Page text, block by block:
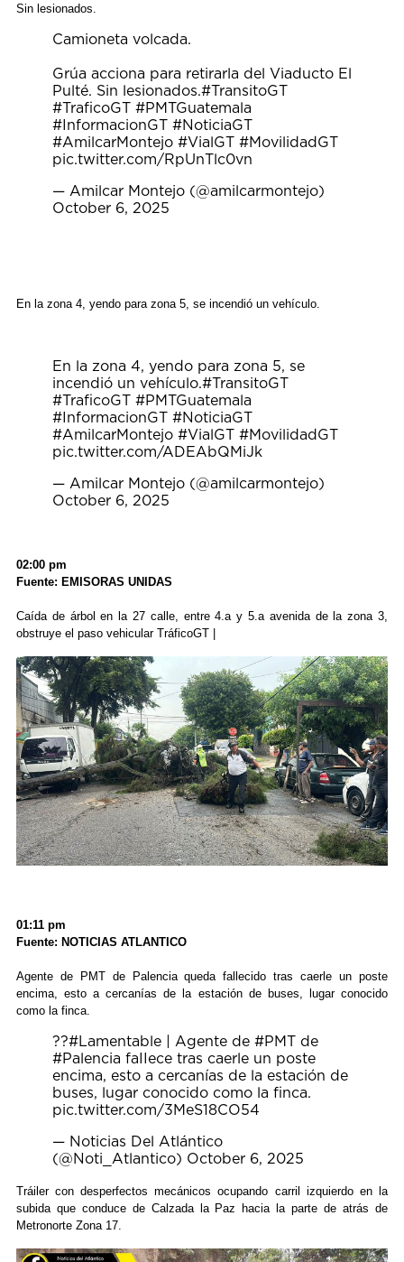
Sin lesionados.
Camioneta volcada.
Grúa acciona para retirarla del Viaducto El
Pulté. Sin lesionados.#TransitoGT
#TraficoGT #PMTGuatemala
#InformacionGT #NoticiaGT
#AmilcarMontejo #VialGT #MovilidadGT
pic.twitter.com/RpUnTlc0vn
— Amilcar Montejo (@amilcarmontejo)
October 6, 2025
En la zona 4, yendo para zona 5, se incendió un vehículo.
En la zona 4, yendo para zona 5, se
incendió un vehículo.#TransitoGT
#TraficoGT #PMTGuatemala
#InformacionGT #NoticiaGT
#AmilcarMontejo #VialGT #MovilidadGT
pic.twitter.com/ADEAbQMiJk
— Amilcar Montejo (@amilcarmontejo)
October 6, 2025
02:00 pm
Fuente: EMISORAS UNIDAS
Caída de árbol en la 27 calle, entre 4.a y 5.a avenida de la zona 3,
obstruye el paso vehicular TráficoGT |
01:11 pm
Fuente: NOTICIAS ATLANTICO
Agente de PMT de Palencia queda fallecido tras caerle un poste
encima, esto a cercanías de la estación de buses, lugar conocido
como la finca.
??#Lamentable| Agente de #PMTde
#Palencia faIIece tras caerle un poste
encima, esto a cercanías de la estación de
buses, lugar conocido como la finca.
pic.twitter.com/3MeS18CO54
— Noticias Del Atlántico
(@Noti_Atlantico) October 6, 2025
Tráiler con desperfectos mecánicos ocupando carril izquierdo en la
subida que conduce de Calzada la Paz hacia la parte de atrás de
Metronorte Zona 17.